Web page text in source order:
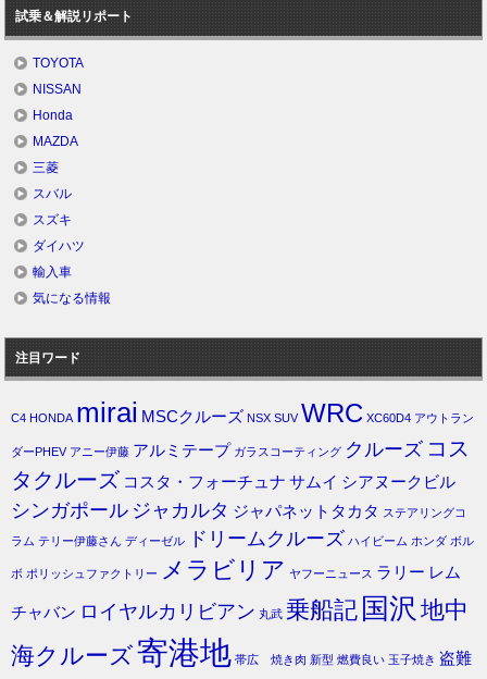
試乗＆解説リポート
TOYOTA
NISSAN
Honda
MAZDA
三菱
スバル
スズキ
ダイハツ
輸入車
気になる情報
注目ワード
C4 HONDA mirai MSCクルーズ NSX SUV WRC XC60D4 アウトラン
ダーPHEV アニー伊藤 アルミテープ ガラスコーティング クルーズ コス
タクルーズ コスタ・フォーチュナ サムイ シアヌークビル
シンガポール ジャカルタ ジャパネットタカタ ステアリングコ
ラム テリー伊藤さん ディーゼル ドリームクルーズ ハイビーム ホンダ ボル
ボ ポリッシュファクトリー メラビリア ヤフーニュース ラリー レム
チャバン ロイヤルカリビアン 丸武 乗船記 国沢 地中
海クルーズ寄港地 帯広 焼き肉 新型 燃費良い 玉子焼き 盗難